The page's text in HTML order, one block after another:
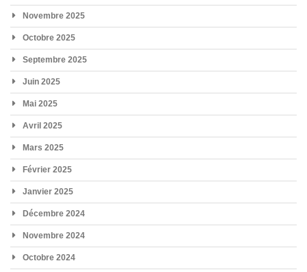
Novembre 2025
Octobre 2025
Septembre 2025
Juin 2025
Mai 2025
Avril 2025
Mars 2025
Février 2025
Janvier 2025
Décembre 2024
Novembre 2024
Octobre 2024